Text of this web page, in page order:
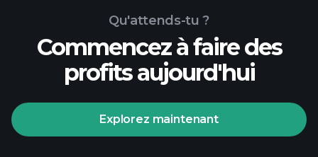
Tournois Playtrade
Qu'attends-tu ?
Commencez à faire des
profits aujourd'hui
Explorez maintenant